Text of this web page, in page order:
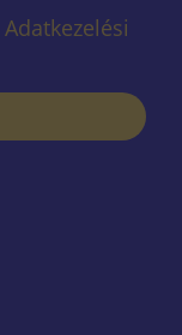
Adatkezelési